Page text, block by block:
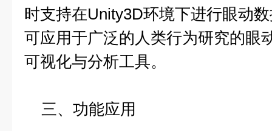
时支持在Unity3D环境下进行眼动
可应用于广泛的人类行为研究的眼
可视化与分析工具。
三、功能应用